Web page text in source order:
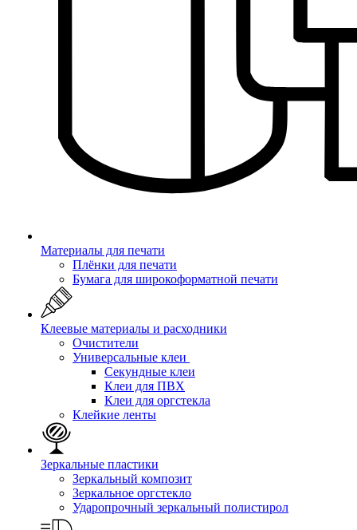
Материалы для печати
Плёнки для печати
Бумага для широкоформатной печати
Клеевые материалы и расходники
Очистители
Универсальные клеи
Секундные клеи
Клеи для ПВХ
Клеи для оргстекла
Клейкие ленты
Зеркальные пластики
Зеркальный композит
Зеркальное оргстекло
Ударопрочный зеркальный полистирол